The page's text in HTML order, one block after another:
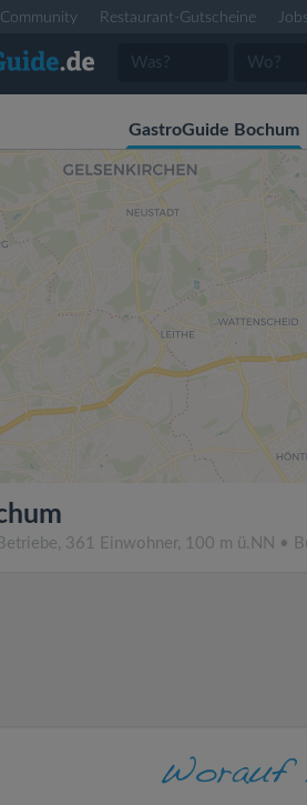
Community Restaurant-Gutscheine Jobs
GastroGuide Bochum
361 Einwohner, 100 m ü.NN •